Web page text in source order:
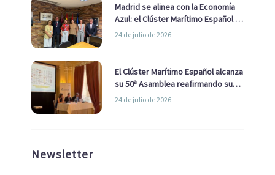
Madrid se alinea con la Economía
Azul: el Clúster Marítimo Español y
la Real Liga Naval avanzan alianzas
24 de julio de 2026
El Clúster Marítimo Español alcanza
su 50ª Asamblea reafirmando su
liderazgo en la Economía Azul
24 de julio de 2026
Newsletter